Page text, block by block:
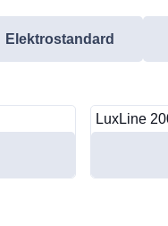
Elektrostandard
LuxLine